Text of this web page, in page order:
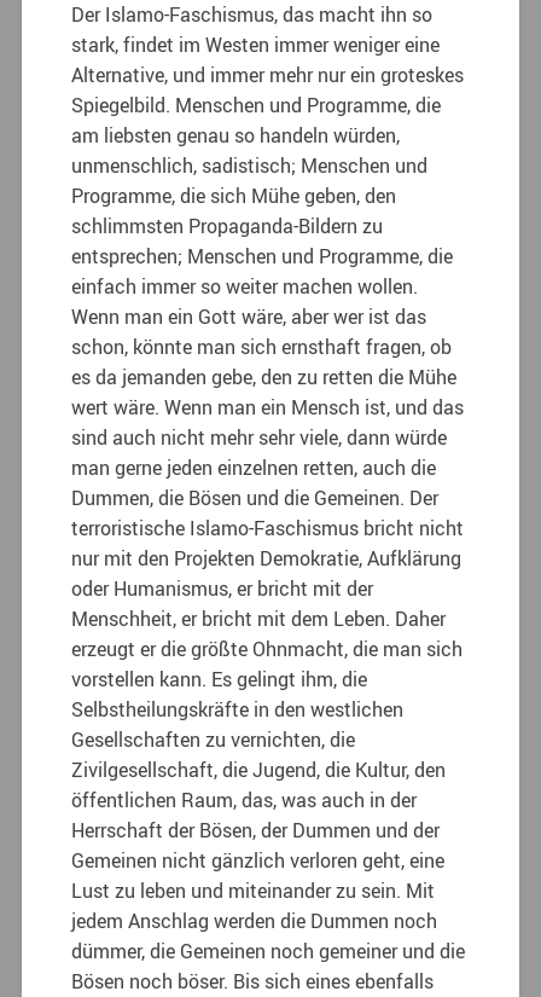
Der Islamo-Faschismus, das macht ihn so
stark, findet im Westen immer weniger eine
Alternative, und immer mehr nur ein groteskes
Spiegelbild. Menschen und Programme, die
am liebsten genau so handeln würden,
unmenschlich, sadistisch; Menschen und
Programme, die sich Mühe geben, den
schlimmsten Propaganda-Bildern zu
entsprechen; Menschen und Programme, die
einfach immer so weiter machen wollen.
Wenn man ein Gott wäre, aber wer ist das
schon, könnte man sich ernsthaft fragen, ob
es da jemanden gebe, den zu retten die Mühe
wert wäre. Wenn man ein Mensch ist, und das
sind auch nicht mehr sehr viele, dann würde
man gerne jeden einzelnen retten, auch die
Dummen, die Bösen und die Gemeinen. Der
terroristische Islamo-Faschismus bricht nicht
nur mit den Projekten Demokratie, Aufklärung
oder Humanismus, er bricht mit der
Menschheit, er bricht mit dem Leben. Daher
erzeugt er die größte Ohnmacht, die man sich
vorstellen kann. Es gelingt ihm, die
Selbstheilungskräfte in den westlichen
Gesellschaften zu vernichten, die
Zivilgesellschaft, die Jugend, die Kultur, den
öffentlichen Raum, das, was auch in der
Herrschaft der Bösen, der Dummen und der
Gemeinen nicht gänzlich verloren geht, eine
Lust zu leben und miteinander zu sein. Mit
jedem Anschlag werden die Dummen noch
dümmer, die Gemeinen noch gemeiner und die
Bösen noch böser. Bis sich eines ebenfalls